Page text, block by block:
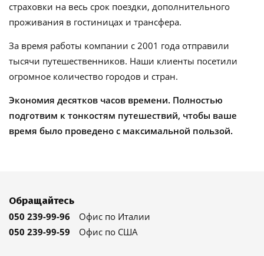
страховки на весь срок поездки, дополнительного
проживания в гостиницах и трансфера.
За время работы компании с 2001 года отправили
тысячи путешественников. Наши клиенты посетили
огромное количество городов и стран.
Экономия десятков часов времени. Полностью
подготвим к тонкостям путешествий, чтобы ваше
время было проведено с максимальной пользой.
Обращайтесь
050 239-99-96
Офис по Италии
050 239-99-59
Офис по США